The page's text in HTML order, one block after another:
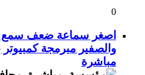
0
اصغر سماعة ضعف سمع
والصفير مبرمجة كمبيوتر
مباشرة